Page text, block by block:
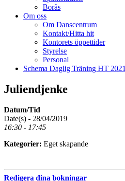
Borås
Om oss
Om Danscentrum
Kontakt/Hitta hit
Kontorets öppettider
Styrelse
Personal
Schema Daglig Träning HT 2021
Juliendjenke
Datum/Tid
Date(s) - 28/04/2019
16:30 - 17:45
Kategorier: Eget skapande
Redigera dina bokningar